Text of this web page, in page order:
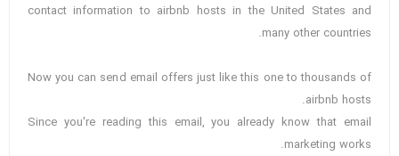
contact information to airbnb hosts in the United States and
many other countries.
Now you can send email offers just like this one to thousands of
airbnb hosts.
Since you're reading this email, you already know that email
marketing works.